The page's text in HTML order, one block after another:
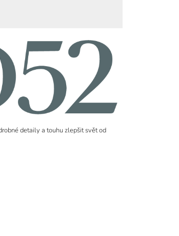
detaily a touhu zlepšit svět od